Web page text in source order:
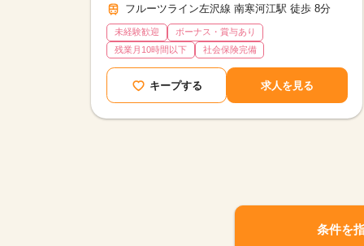
フルーツライン左沢線 南寒河江駅 徒歩 8分
未経験歓迎
ボーナス・賞与あり
残業月10時間以下
社会保険完備
キープする 求人を見る
条件を